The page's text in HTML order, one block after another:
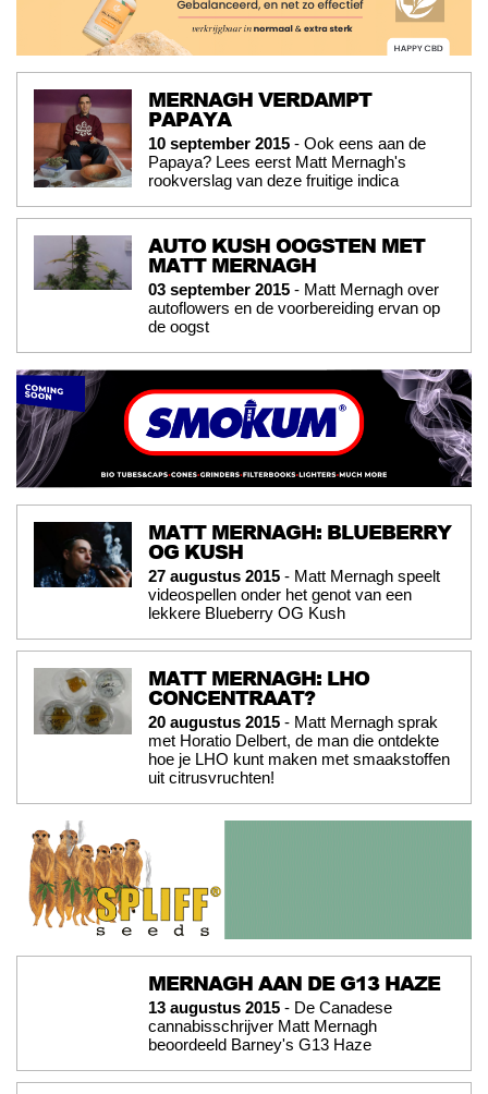
MERNAGH VERDAMPT
PAPAYA
10 september 2015 - Ook eens aan de
Papaya? Lees eerst Matt Mernagh's
rookverslag van deze fruitige indica
AUTO KUSH OOGSTEN MET
MATT MERNAGH
03 september 2015 - Matt Mernagh over
autoflowers en de voorbereiding ervan op
de oogst
MATT MERNAGH: BLUEBERRY
OG KUSH
27 augustus 2015 - Matt Mernagh speelt
videospellen onder het genot van een
lekkere Blueberry OG Kush
MATT MERNAGH: LHO
CONCENTRAAT?
20 augustus 2015 - Matt Mernagh sprak
met Horatio Delbert, de man die ontdekte
hoe je LHO kunt maken met smaakstoffen
uit citrusvruchten!
MERNAGH AAN DE G13 HAZE
13 augustus 2015 - De Canadese
cannabisschrijver Matt Mernagh
beoordeeld Barney's G13 Haze